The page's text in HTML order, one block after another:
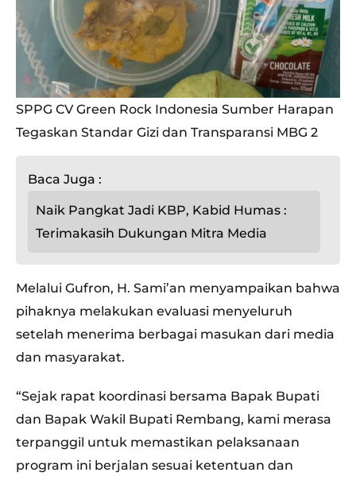
SPPG CV Green Rock Indonesia Sumber Harapan
Tegaskan Standar Gizi dan Transparansi MBG 2
Baca Juga :
Naik Pangkat Jadi KBP, Kabid Humas :
Terimakasih Dukungan Mitra Media
Melalui Gufron, H. Sami’an menyampaikan bahwa
pihaknya melakukan evaluasi menyeluruh
setelah menerima berbagai masukan dari media
dan masyarakat.
“Sejak rapat koordinasi bersama Bapak Bupati
dan Bapak Wakil Bupati Rembang, kami merasa
terpanggil untuk memastikan pelaksanaan
program ini berjalan sesuai ketentuan dan